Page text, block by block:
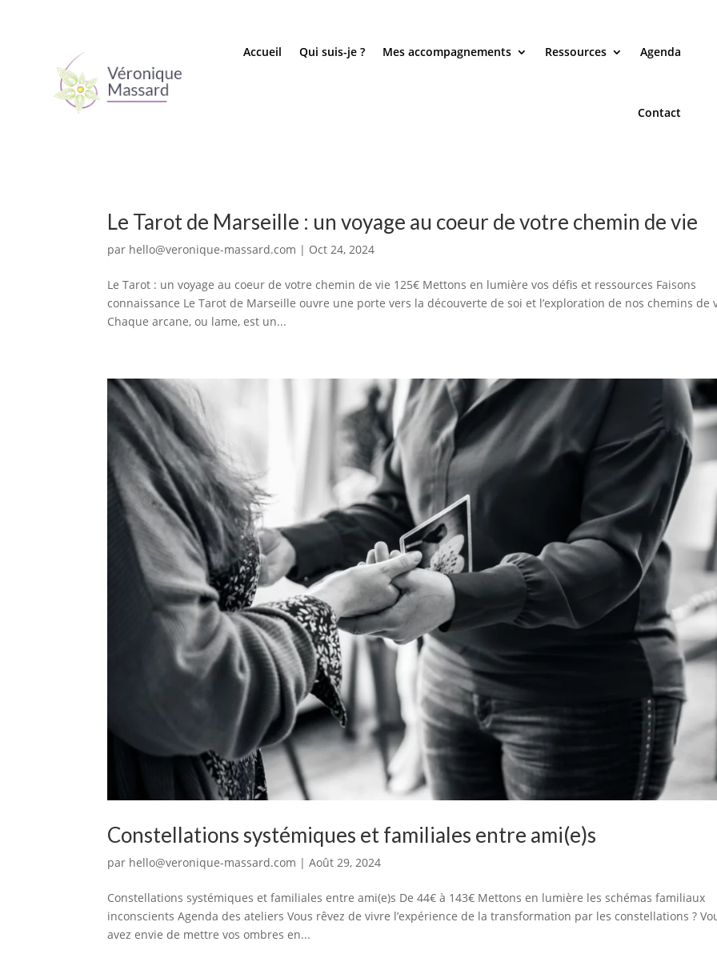
Accueil Qui suis-je ? Mes accompagnements Ressources Agenda
Contact
Le Tarot de Marseille : un voyage au coeur de votre chemin de vie
par hello@veronique-massard.com | Oct 24, 2024
Le Tarot : un voyage au coeur de votre chemin de vie 125€ Mettons en lumière vos défis et ressources Faisons
connaissance Le Tarot de Marseille ouvre une porte vers la découverte de soi et l’exploration de nos chemins de
Chaque arcane, ou lame, est un...
Constellations systémiques et familiales entre ami(e)s
par hello@veronique-massard.com |Août 29, 2024
Constellations systémiques et familiales entre ami(e)s De 44€ à 143€ Mettons en lumière les schémas familiaux
inconscients Agenda des ateliers Vous rêvez de vivre l’expérience de la transformation par les constellations ?
avez envie de mettre vos ombres en...